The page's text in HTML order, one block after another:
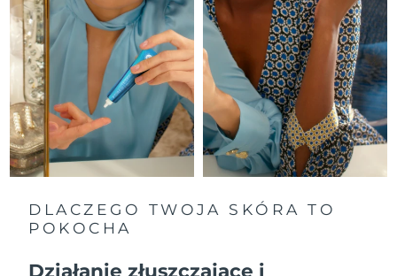
DLACZEGO TWOJA SKÓRA TO
POKOCHA
Działanie złuszczające i
Japonia
Oczekiwany czas dostawy
8/11/26
Jersey
Oczekiwany czas dostawy
8/13/26
Kazachstan
Oczekiwany czas dostawy
8/10/26
Oczekiwany czas dostawy
Łotwa